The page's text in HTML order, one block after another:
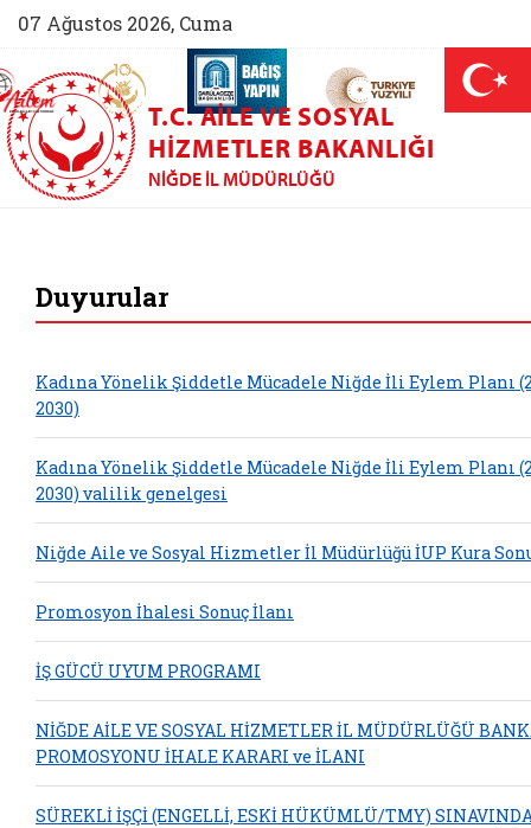
07 Ağustos 2026, Cuma
(yeni sekmede açılır)
AİLEM İletişim Merkezi (yeni sekmede açılır)
Aile ve Nüfus On Yılı (yeni sekmede açılır)
Darülaceze bağış sayfası (yeni
T.C. AILE VE SOSYAL
HIZMETLER BAKANLIĞI
NIĞDE İL MÜDÜRLÜĞÜ
Duyurular
Kadına Yönelik Şiddetle Mücadele Niğde İli Eylem Planı
2030)
Kadına Yönelik Şiddetle Mücadele Niğde İli Eylem Planı
2030) valilik genelgesi
Niğde Aile ve Sosyal Hizmetler İl Müdürlüğü İUP Kura
Promosyon İhalesi Sonuç İlanı
İŞ GÜCÜ UYUM PROGRAMI
NİĞDE AİLE VE SOSYAL HİZMETLER İL MÜDÜRLÜĞÜ
PROMOSYONU İHALE KARARI ve İLANI
SÜREKLİ İŞÇİ (ENGELLİ, ESKİ HÜKÜMLÜ/TMY)